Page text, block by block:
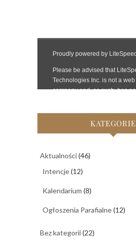
KATEGORIE
Aktualności(46)
Intencje(12)
Kalendarium (8)
Ogłoszenia Parafialne(12)
Bez kategorii(22)